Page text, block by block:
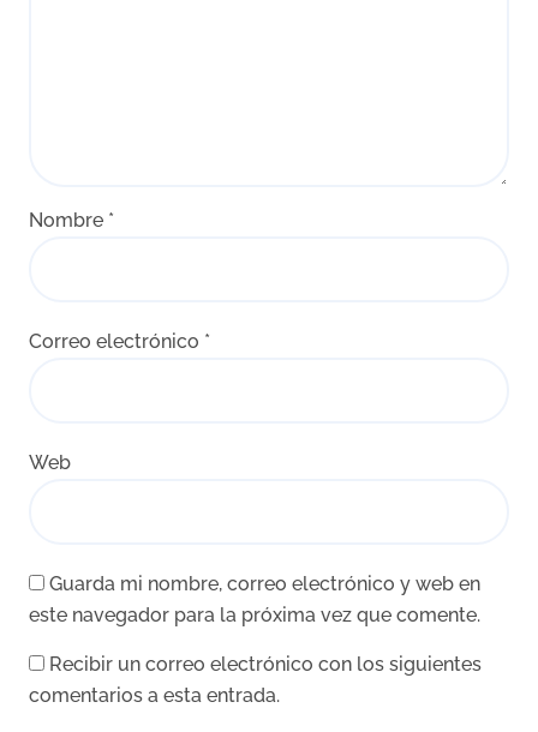
Nombre *
Correo electrónico *
Web
Guarda mi nombre, correo electrónico y web en
este navegador para la próxima vez que comente.
Recibir un correo electrónico con los siguientes
comentarios a esta entrada.